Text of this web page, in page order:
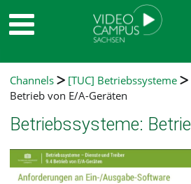
Channels [TUC] Betriebssysteme
Betrieb von E/A-Geräten